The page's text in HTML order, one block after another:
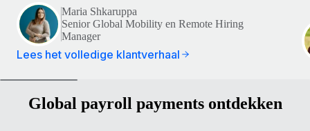
Maria Shkaruppa
Senior Global Mobility en Remote Hiring
Manager
Lees het volledige klantverhaal
Global payroll payments ontdekken